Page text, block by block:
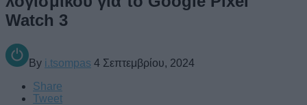
Watch 3
By i.tsompas 4 Σεπτεμβρίου, 2024
Share
Tweet